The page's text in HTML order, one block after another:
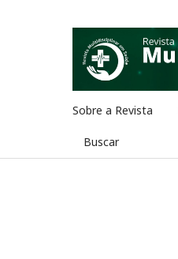
Sobre a Revista
Buscar